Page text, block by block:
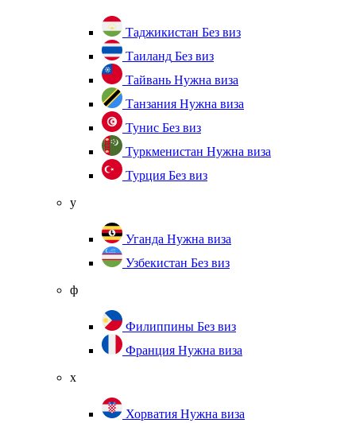
Таджикистан Без виз
Таиланд Без виз
Тайвань Нужна виза
Танзания Нужна виза
Тунис Без виз
Туркменистан Нужна виза
Турция Без виз
у
Уганда Нужна виза
Узбекистан Без виз
ф
Филиппины Без виз
Франция Нужна виза
х
Хорватия Нужна виза